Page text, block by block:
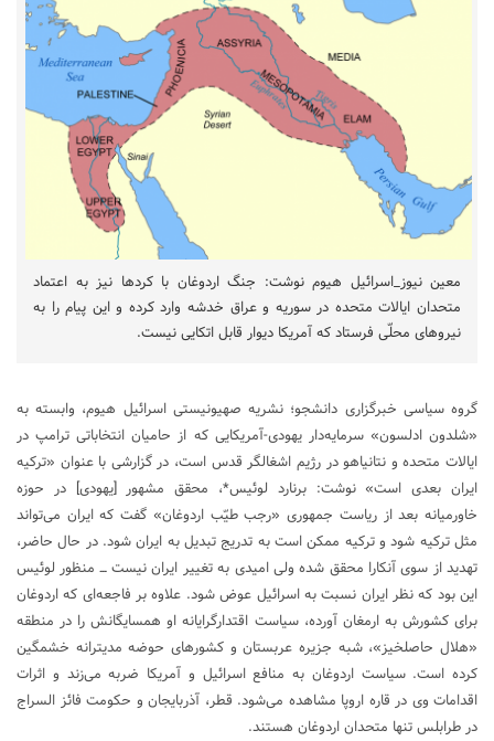
معین نیوز_اسرائیل هیوم نوشت: جنگ اردوغان با کردها نیز به اعتماد
متحدان ایالات متحده در سوریه و عراق خدشه وارد کرده و این پیام را به
نیروهای محلّی فرستاد که آمریکا دیوار قابل اتکایی نیست.
گروه سیاسی خبرگزاری دانشجو؛ نشریه صهیونیستی اسرائیل هیوم، وابسته به
«شلدون ادلسون» سرمایه‌دار یهودی-آمریکایی که از حامیان انتخاباتی ترامپ در
ایالات متحده و نتانیاهو در رژیم اشغالگر قدس است، در گزارشی با عنوان «ترکیه
ایران بعدی است» نوشت: برنارد لوئیس*، محقق مشهور [یهودی] در حوزه
خاورمیانه بعد از ریاست جمهوری «رجب طیّب اردوغان» گفت که ایران می‌تواند
مثل ترکیه شود و ترکیه ممکن است به تدریج تبدیل به ایران شود. در حال حاضر،
تهدید از سوی آنکارا محقق شده ولی امیدی به تغییر ایران نیست ـــ منظور لوئیس
این بود که نظر ایران نسبت به اسرائیل عوض شود. علاوه بر فاجعه‌ای که اردوغان
برای کشورش به ارمغان آورده، سیاست اقتدارگرایانه او همسایگانش را در منطقه
«هلال حاصلخیز»، شبه جزیره عربستان و کشورهای حوضه مدیترانه خشمگین
کرده است. سیاست اردوغان به منافع اسرائیل و آمریکا ضربه می‌زند و اثرات
اقدامات وی در قاره اروپا مشاهده می‌شود. قطر، آذربایجان و حکومت فائز السراج
در طرابلس تنها متحدان اردوغان هستند.